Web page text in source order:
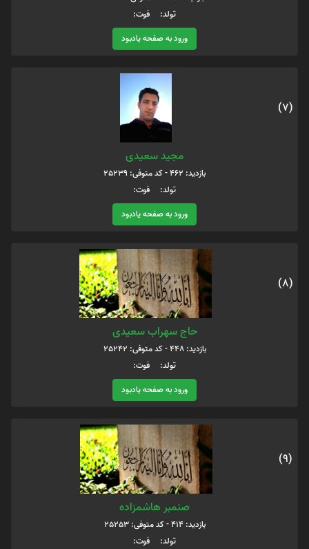
تولد: فوت:
ورود به صفحه یادبود
(7)
مجید سعیدی
بازدید: 462 - کد متوفی: 25239
تولد: فوت:
ورود به صفحه یادبود
(8)
حاج سهراب سعیدی
بازدید: 448 - کد متوفی: 25242
تولد: فوت:
ورود به صفحه یادبود
(9)
صنمبر هاشمزاده
بازدید: 414 - کد متوفی: 25253
تولد: فوت: